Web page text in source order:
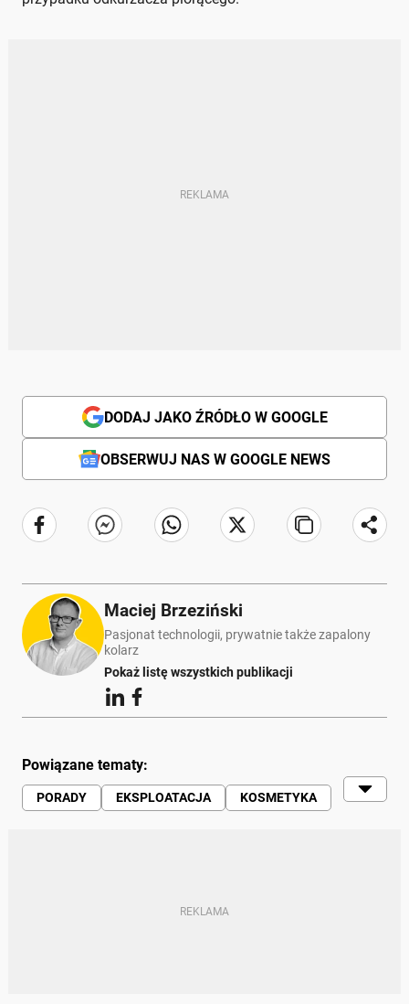
DODAJ JAKO ŹRÓDŁO W GOOGLE
OBSERWUJ NAS W GOOGLE NEWS
Maciej Brzeziński
Pasjonat technologii, prywatnie także zapalony
kolarz
Pokaż listę wszystkich publikacji
Powiązane tematy:
PORADY EKSPLOATACJA
KOSMETYKA